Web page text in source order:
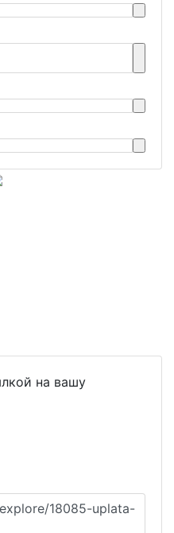
на вашу
18085-uplata-